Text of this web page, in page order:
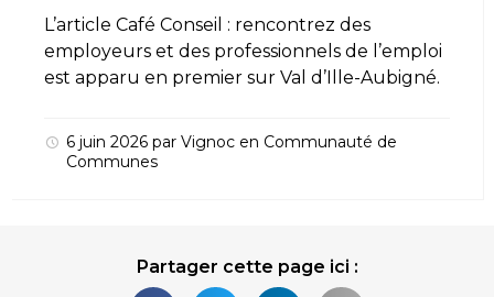
L’article Café Conseil : rencontrez des
employeurs et des professionnels de l’emploi
est apparu en premier sur Val d’Ille-Aubigné.
6 juin 2026 par Vignoc en Communauté de
Communes
Partager cette page ici :